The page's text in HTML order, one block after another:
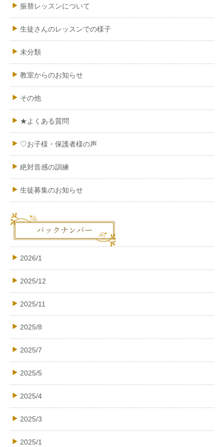
振替レッスンについて
生徒さんのレッスンでの様子
未分類
教室からのお知らせ
その他
★よくある質問
♡お子様・保護者様の声
絶対音感の訓練
生徒募集のお知らせ
2026/1
2025/12
2025/11
2025/8
2025/7
2025/5
2025/4
2025/3
2025/1